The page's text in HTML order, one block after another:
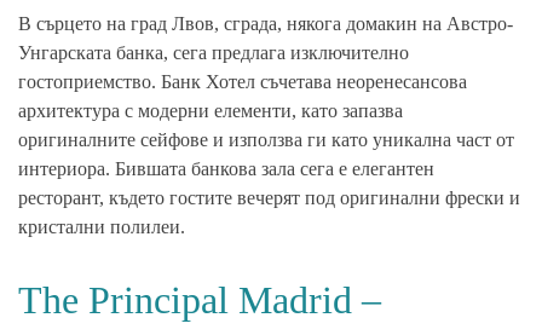
В сърцето на град Лвов, сграда, някога домакин на Австро-
Унгарската банка, сега предлага изключително
гостоприемство. Банк Хотел съчетава неоренесансова
архитектура с модерни елементи, като запазва
оригиналните сейфове и използва ги като уникална част от
интериора. Бившата банкова зала сега е елегантен
ресторант, където гостите вечерят под оригинални фрески и
кристални полилеи.
The Principal Madrid –